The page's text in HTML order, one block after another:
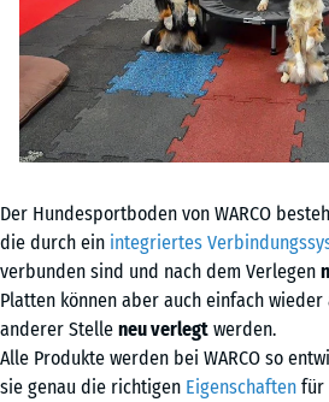
Der Hundesportboden von WARCO
die durch ein integriertes
verbunden sind und nach dem Verlegen
Platten können aber auch einfach
anderer Stelle neu verlegt werden.
Alle Produkte werden bei WARCO so
sie genau die richtigen Eigenschaften für